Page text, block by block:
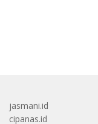
jasmani.id
cipanas.id